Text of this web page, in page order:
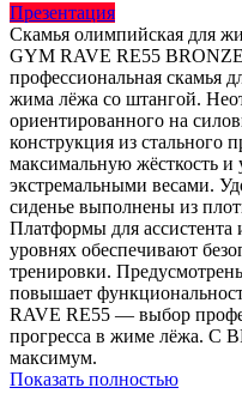
Презентация
Скамья олимпийская для
GYM RAVE RE55
профессиональная скамья
жима лёжа со штангой.
ориентированного на
конструкция из стального
максимальную жёсткость и
экстремальными весами.
сиденье выполнены из
Платформы для ассистента
уровнях обеспечивают
тренировки.
повышает
RAVE RE55 — выбор
прогресса в жиме лёжа. С
максимум.
Показать полностью